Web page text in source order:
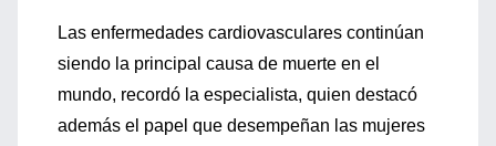
Las enfermedades cardiovasculares continúan
siendo la principal causa de muerte en el
mundo, recordó la especialista, quien destacó
además el papel que desempeñan las mujeres